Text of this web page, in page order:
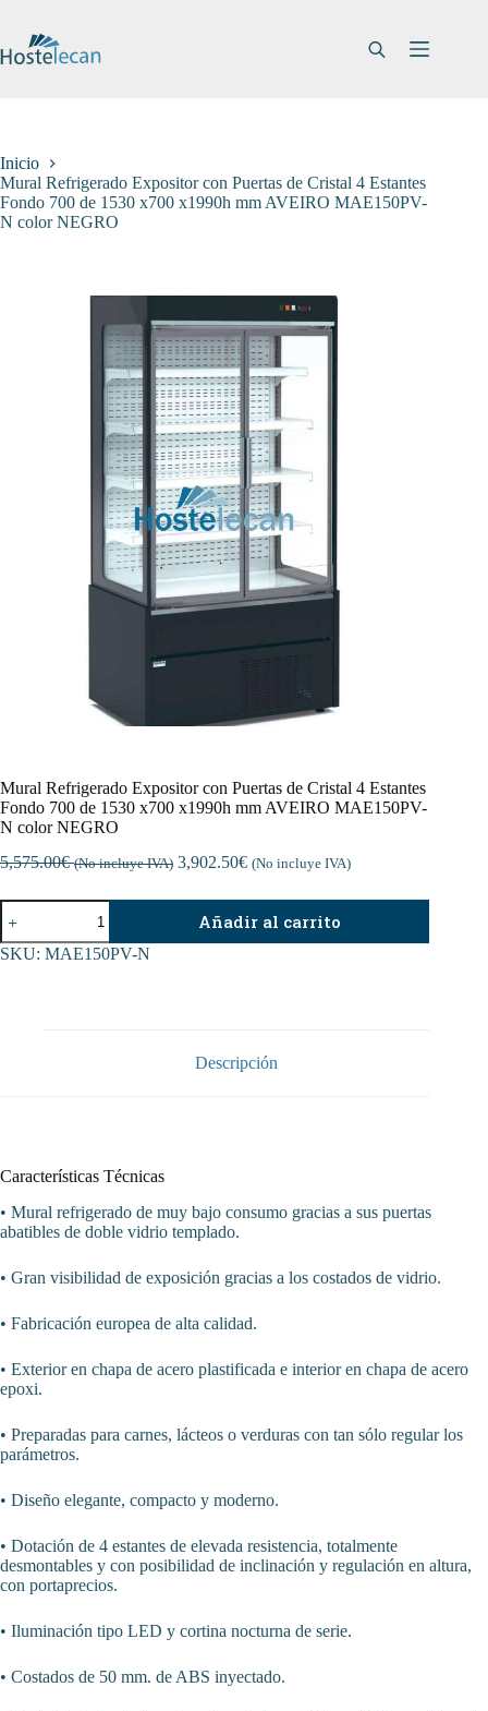
contenido
Inicio
Mural Refrigerado Expositor con Puertas de Cristal 4 Estantes
Fondo 700 de 1530 x700 x1990h mm AVEIRO MAE150PV-
N color NEGRO
Mural Refrigerado Expositor con Puertas de Cristal 4 Estantes
Fondo 700 de 1530 x700 x1990h mm AVEIRO MAE150PV-
N color NEGRO
5,575.00€ (No incluye IVA) 3,902.50€ (No incluye IVA)
Mural
Refrigerado
Expositor
con
x1990h
mm
AVEIRO
MAE150PV-
N
NEGRO
Añadir al carrito
SKU: MAE150PV-N
Descripción
Características Técnicas
• Mural refrigerado de muy bajo consumo gracias a sus puertas
abatibles de doble vidrio templado.
• Gran visibilidad de exposición gracias a los costados de vidrio.
• Fabricación europea de alta calidad.
• Exterior en chapa de acero plastificada e interior en chapa de acero
epoxi.
• Preparadas para carnes, lácteos o verduras con tan sólo regular los
parámetros.
• Diseño elegante, compacto y moderno.
• Dotación de 4 estantes de elevada resistencia, totalmente
desmontables y con posibilidad de inclinación y regulación en altura,
con portaprecios.
• Iluminación tipo LED y cortina nocturna de serie.
• Costados de 50 mm. de ABS inyectado.